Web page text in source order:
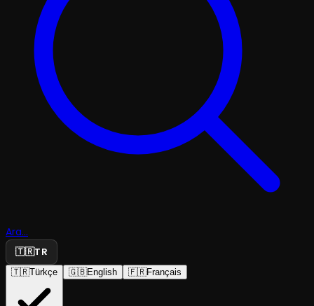
Ara...
🇹🇷TR
🇹🇷Türkçe 🇬🇧English 🇫🇷Français